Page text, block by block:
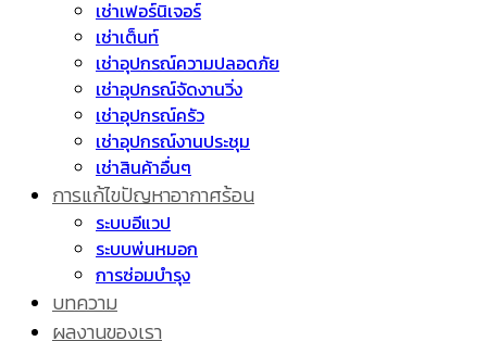
เช่าเฟอร์นิเจอร์
เช่าเต็นท์
เช่าอุปกรณ์ความปลอดภัย
เช่าอุปกรณ์จัดงานวิ่ง
เช่าอุปกรณ์ครัว
เช่าอุปกรณ์งานประชุม
เช่าสินค้าอื่นๆ
การแก้ไขปัญหาอากาศร้อน
ระบบอีแวป
ระบบพ่นหมอก
การซ่อมบำรุง
บทความ
ผลงานของเรา